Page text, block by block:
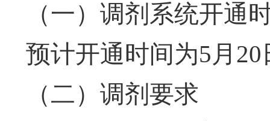
（一）调剂系统开通
预计开通时间为5 月 20
（二）调剂要求